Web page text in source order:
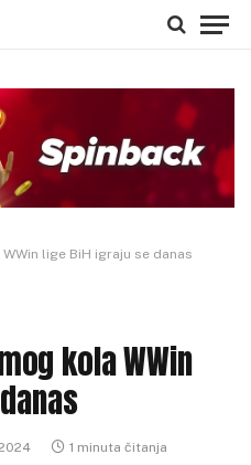
lige BiH igraju se danas
kola WWin
1 minuta čitanja